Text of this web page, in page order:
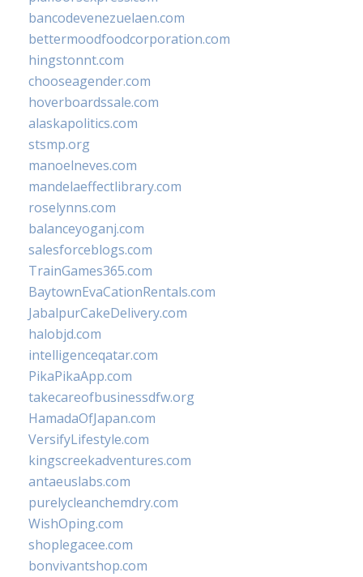
bancodevenezuelaen.com
bettermoodfoodcorporation.com
hingstonnt.com
chooseagender.com
hoverboardssale.com
alaskapolitics.com
stsmp.org
manoelneves.com
mandelaeffectlibrary.com
roselynns.com
balanceyoganj.com
salesforceblogs.com
TrainGames365.com
BaytownEvaCationRentals.com
JabalpurCakeDelivery.com
halobjd.com
intelligenceqatar.com
PikaPikaApp.com
takecareofbusinessdfw.org
HamadaOfJapan.com
VersifyLifestyle.com
kingscreekadventures.com
antaeuslabs.com
purelycleanchemdry.com
WishOping.com
shoplegacee.com
bonvivantshop.com